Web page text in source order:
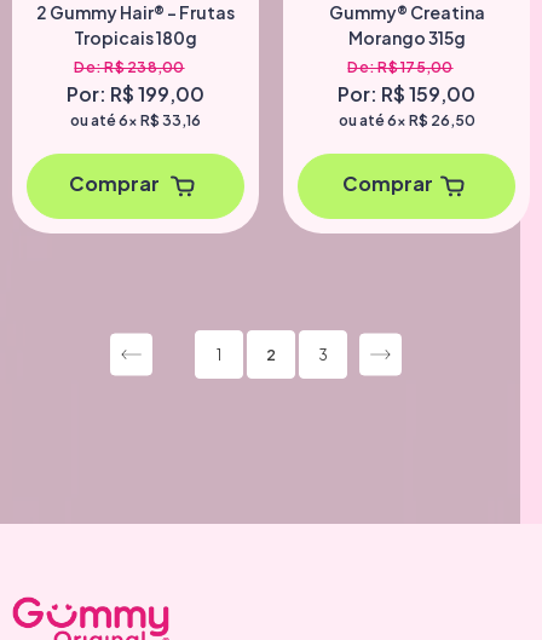
2 Gummy Hair® - Frutas
Tropicais 180g
De: R$ 238,00
Por: R$ 199,00
ou até 6x R$ 33,16
Comprar
Gummy® Creatina
Morango 315g
De: R$ 175,00
Por: R$ 159,00
ou até 6x R$ 26,50
Comprar
1 2 3